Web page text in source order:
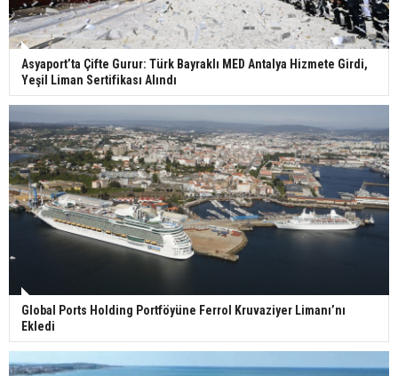
Asyaport’ta Çifte Gurur: Türk Bayraklı MED Antalya Hizmete Girdi,
Yeşil Liman Sertifikası Alındı
Global Ports Holding Portföyüne Ferrol Kruvaziyer Limanı’nı
Ekledi